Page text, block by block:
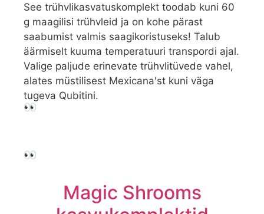
See trühvlikasvatuskomplekt toodab kuni 60
g maagilisi trühvleid ja on kohe pärast
saabumist valmis saagikoristuseks! Talub
äärmiselt kuuma temperatuuri transpordi ajal.
Valige paljude erinevate trühvlitüvede vahel,
alates müstilisest Mexicana'st kuni väga
tugeva Qubitini.
👀
👀
Magic Shrooms